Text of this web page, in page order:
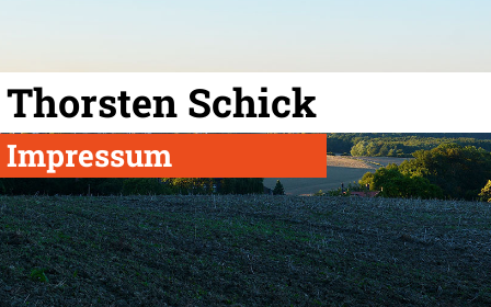
Thorsten Schick
Impressum